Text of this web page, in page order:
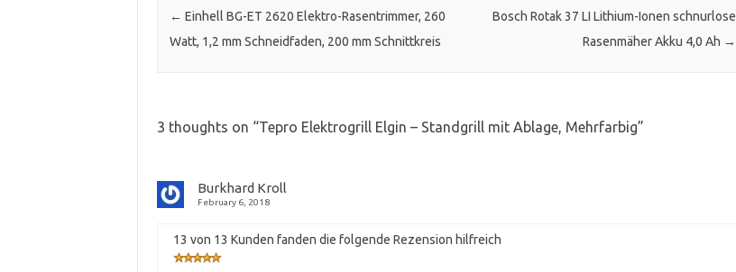
← Einhell BG-ET 2620 Elektro-Rasentrimmer, 260
Watt, 1,2 mm Schneidfaden, 200 mm Schnittkreis
Bosch Rotak 37 LI Lithium-Ionen schnurlose
Rasenmäher Akku 4,0 Ah →
3 thoughts on “Tepro Elektrogrill Elgin – Standgrill mit Ablage, Mehrfarbig”
Burkhard Kroll
February 6, 2018
13 von 13 Kunden fanden die folgende Rezension hilfreich